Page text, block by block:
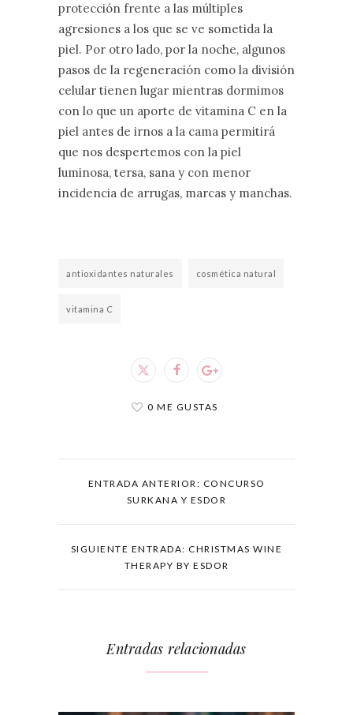
protección frente a las múltiples
agresiones a los que se ve sometida la
piel. Por otro lado, por la noche, algunos
pasos de la regeneración como la división
celular tienen lugar mientras dormimos
con lo que un aporte de vitamina C en la
piel antes de irnos a la cama permitirá
que nos despertemos con la piel
luminosa, tersa, sana y con menor
incidencia de arrugas, marcas y manchas.
antioxidantes naturales cosmética natural
vitamina C
0 ME GUSTAS
ENTRADA ANTERIOR: CONCURSO
SURKANA Y ESDOR
SIGUIENTE ENTRADA: CHRISTMAS WINE
THERAPY BY ESDOR
Entradas relacionadas